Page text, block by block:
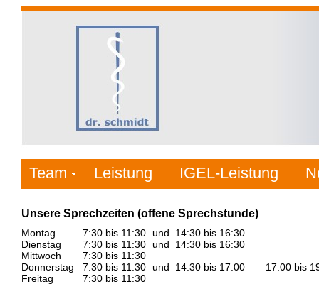
Team Leistung IGEL-Leistung
Unsere Sprechzeiten (offene Sprechstunde)
Montag 7:30 bis 11:30 und
14:30 bis 16:30
Dienstag
7:30 bis 11:30 und
14:30 bis 16:30
Mittwoch
7:30 bis 11:30
Donnerstag 7:30 bis 11:30 und 14:30 bis 17:00
17:00 bis
Freitag
7:30 bis 11:30